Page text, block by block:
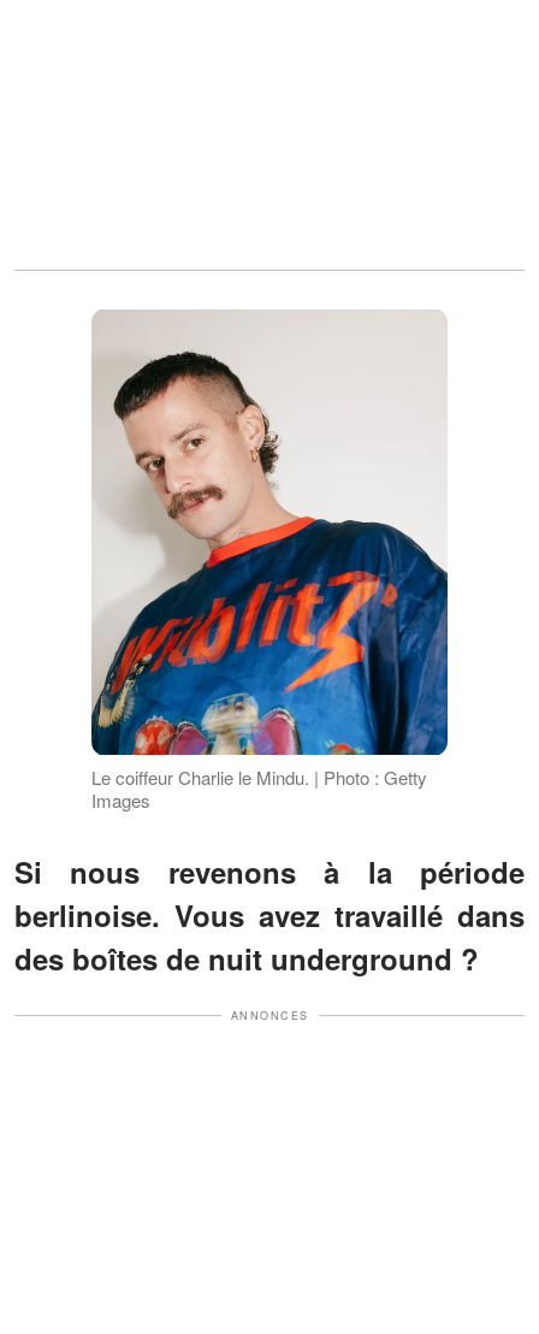
Le coiffeur Charlie le Mindu. | Photo : Getty
Images
Si nous revenons à la période
berlinoise. Vous avez travaillé dans
des boîtes de nuit underground ?
ANNONCES